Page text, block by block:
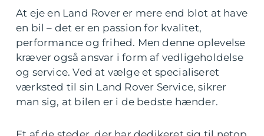
At eje en Land Rover er mere end blot at have
en bil – det er en passion for kvalitet,
performance og frihed. Men denne oplevelse
kræver også ansvar i form af vedligeholdelse
og service. Ved at vælge et specialiseret
værksted til sin Land Rover Service, sikrer
man sig, at bilen er i de bedste hænder.